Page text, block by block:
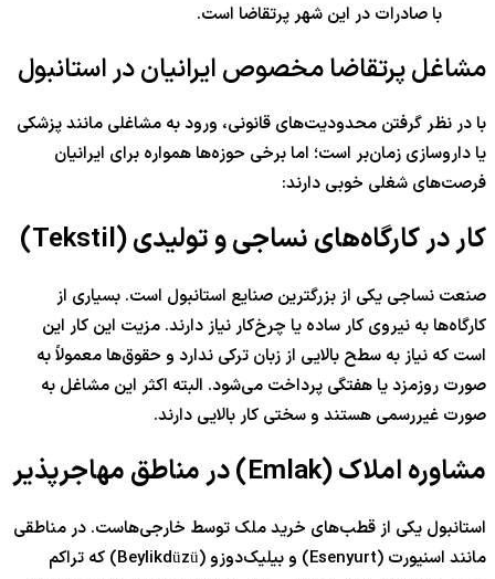
با صادرات در این شهر پرتقاضا است.
مشاغل پرتقاضا مخصوص ایرانیان در استانبول
با در نظر گرفتن محدودیت‌های قانونی، ورود به مشاغلی مانند پزشکی
یا داروسازی زمان‌بر است؛ اما برخی حوزه‌ها همواره برای ایرانیان
فرصت‌های شغلی خوبی دارند:
کار در کارگاه‌های نساجی و تولیدی (Tekstil)
صنعت نساجی یکی از بزرگترین صنایع استانبول است. بسیاری از
کارگاه‌ها به نیروی کار ساده یا چرخ‌کار نیاز دارند. مزیت این کار این
است که نیاز به سطح بالایی از زبان ترکی ندارد و حقوق‌ها معمولاً به
صورت روزمزد یا هفتگی پرداخت می‌شود. البته اکثر این مشاغل به
صورت غیررسمی هستند و سختی کار بالایی دارند.
مشاوره املاک (Emlak) در مناطق مهاجرپذیر
استانبول یکی از قطب‌های خرید ملک توسط خارجی‌هاست. در مناطقی
مانند اسنیورت (Esenyurt) و بیلیک‌دوزو (Beylikdüzü) که تراکم